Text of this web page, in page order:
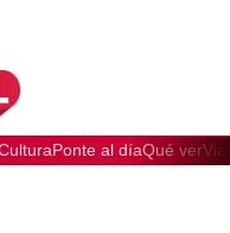
Ponte al díaQué ver